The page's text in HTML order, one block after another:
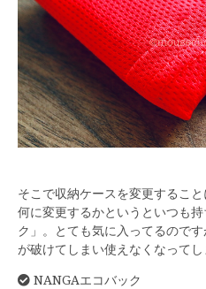
そこで収納ケースを変更すること
何に変更するかというといつも
ク」。とても気に入ってるので
が破けてしまい使えなくなってし
NANGAエコバック